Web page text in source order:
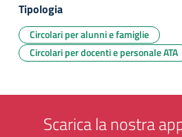
Tipologia
Circolari per alunni e famiglie
Circolari per docenti e personale ATA
Scarica la nostra